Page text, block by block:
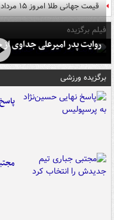
قیمت جهانی طلا امروز ۱۵ مرداد
فیلم برگزیده
روایت پدر امیرعلی جداوی
برگزیده ورزشی